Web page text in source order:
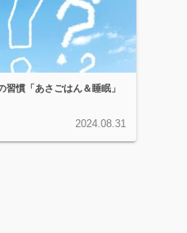
習慣「あさごはん＆睡眠」
2024.08.31